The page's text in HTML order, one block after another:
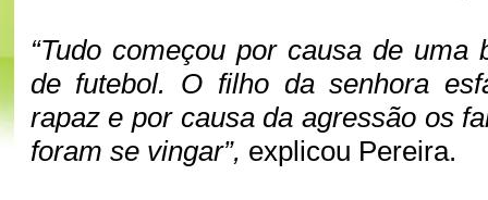
“Tudo começou por causa de uma
de futebol. O filho da senhora
rapaz e por causa da agressão os
foram se vingar”, explicou Pereira.